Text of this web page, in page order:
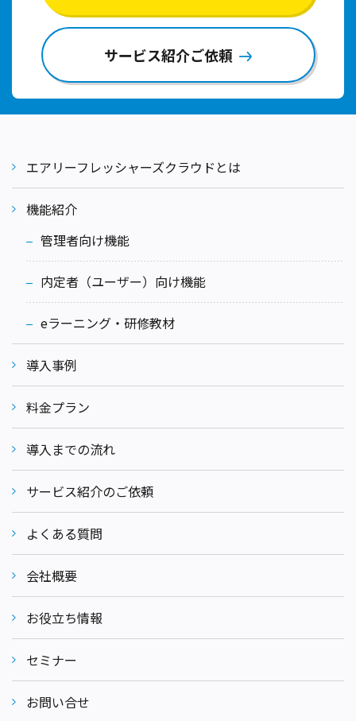
サービス紹介ご依頼
エアリーフレッシャーズクラウドとは
機能紹介
管理者向け機能
内定者（ユーザー）向け機能
eラーニング・研修教材
導入事例
料金プラン
導入までの流れ
サービス紹介のご依頼
よくある質問
会社概要
お役立ち情報
セミナー
お問い合せ